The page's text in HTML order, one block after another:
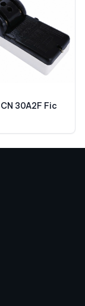
Cầu dao CN 30A2F Fic